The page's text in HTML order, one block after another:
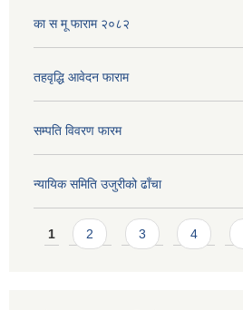
का स मू फाराम २०८२
तहवृद्धि आवेदन फाराम
सम्पति विवरण फारम
न्यायिक समिति उजुरीको ढाँचा
Pages
1 2 3 4